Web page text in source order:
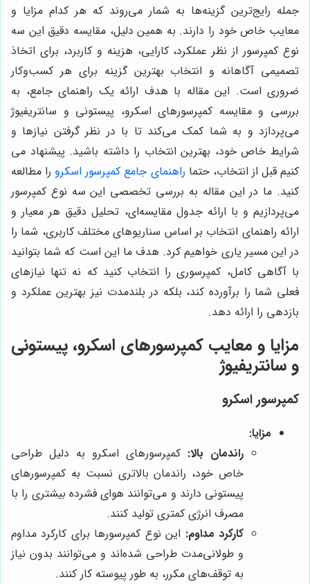
جمله رایج‌ترین گزینه‌ها به شمار می‌روند که هر کدام مزایا و
معایب خاص خود را دارند. به همین دلیل، مقایسه دقیق این سه
نوع کمپرسور از نظر عملکرد، کارایی، هزینه و کاربرد، برای اتخاذ
تصمیمی آگاهانه و انتخاب بهترین گزینه برای هر کسب‌وکار
ضروری است. این مقاله با هدف ارائه یک راهنمای جامع، به
بررسی و مقایسه کمپرسورهای اسکرو، پیستونی و سانتریفیوژ
می‌پردازد و به شما کمک می‌کند تا با در نظر گرفتن نیازها و
شرایط خاص خود، بهترین انتخاب را داشته باشید. پیشنهاد می
کنیم قبل از انتخاب، حتما راهنمای جامع کمپرسور اسکرو را مطالعه
کنید. ما در این مقاله به بررسی تخصصی این سه نوع کمپرسور
می‌پردازیم و با ارائه جدول مقایسه‌ای، تحلیل دقیق هر معیار و
ارائه راهنمای انتخاب بر اساس سناریوهای مختلف کاربری، شما را
در این مسیر یاری خواهیم کرد. هدف ما این است که شما بتوانید
با آگاهی کامل، کمپرسوری را انتخاب کنید که نه تنها نیازهای
فعلی شما را برآورده کند، بلکه در بلندمدت نیز بهترین عملکرد و
بازدهی را ارائه دهد.
مزایا و معایب کمپرسورهای اسکرو، پیستونی
و سانتریفیوژ
کمپرسور اسکرو
مزایا:
راندمان بالا: کمپرسورهای اسکرو به دلیل طراحی
خاص خود، راندمان بالاتری نسبت به کمپرسورهای
پیستونی دارند و می‌توانند هوای فشرده بیشتری را با
مصرف انرژی کمتری تولید کنند.
کارکرد مداوم: این نوع کمپرسورها برای کارکرد مداوم
و طولانی‌مدت طراحی شده‌اند و می‌توانند بدون نیاز
به توقف‌های مکرر، به طور پیوسته کار کنند.